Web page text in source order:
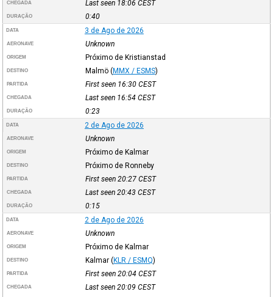
CHEGADA Last seen 18:06 CEST
DURAÇÃO 0:40
DATA 3 de Ago de 2026
AERONAVE Unknown
ORIGEM Próximo de Kristianstad
DESTINO Malmö (MMX / ESMS)
PARTIDA First seen 16:30 CEST
CHEGADA Last seen 16:54 CEST
DURAÇÃO 0:23
DATA 2 de Ago de 2026
AERONAVE Unknown
ORIGEM Próximo de Kalmar
DESTINO Próximo de Ronneby
PARTIDA First seen 20:27 CEST
CHEGADA Last seen 20:43 CEST
DURAÇÃO 0:15
DATA 2 de Ago de 2026
AERONAVE Unknown
ORIGEM Próximo de Kalmar
DESTINO Kalmar (KLR / ESMQ)
PARTIDA First seen 20:04 CEST
CHEGADA Last seen 20:09 CEST